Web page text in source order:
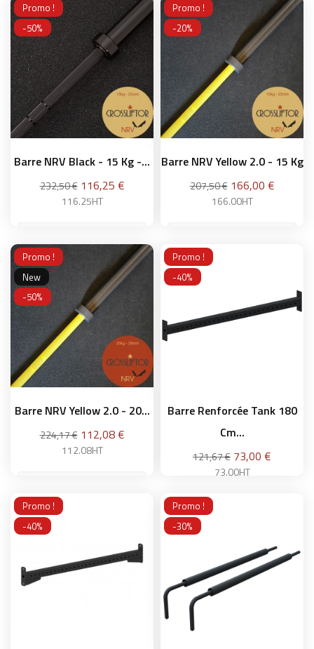
Ajouter au panier
Ajouter au panier
Barre NRV Black - 15 Kg -...
232,50 € Prix
116,25 €
116.25HT
Ajouter au panier
Promo !
-50%
Barre NRV Yellow 2.0 - 15 Kg
207,50 € Prix
166,00 €
166.00HT
Ajouter au panier
Promo !
-20%
Barre NRV Yellow 2.0 - 20...
224,17 € Prix
112,08 €
112.08HT
Ajouter au panier
Promo !
New
-50%
Barre Renforcée Tank 180
Cm...
121,67 € Prix
73,00 €
73.00HT
Ajouter au panier
Promo !
-40%
Promo !
-40%
Promo !
-30%